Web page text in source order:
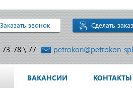
Заказать звонок Сделать заказ
73-78\ 77 petrokon@petrokon-
ВАКАНСИИ КОНТАКТЫ